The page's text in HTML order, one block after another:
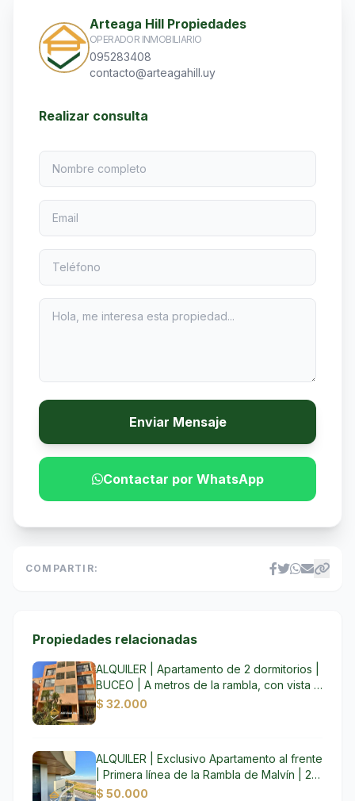
Arteaga Hill Propiedades
OPERADOR INMOBILIARIO
095283408
contacto@arteagahill.uy
Realizar consulta
Enviar Mensaje
Contactar por WhatsApp
COMPARTIR:
Propiedades relacionadas
ALQUILER | Apartamento de 2 dormitorios |
BUCEO | A metros de la rambla, con vista al
mar| Excelente Luminosidad |Opción
$ 32.000
ALQUILER | Exclusivo Apartamento al frente
| Primera línea de la Rambla de Malvín | 2
Dormitorios | 3 Baños | Excepcional terraza
$ 50.000